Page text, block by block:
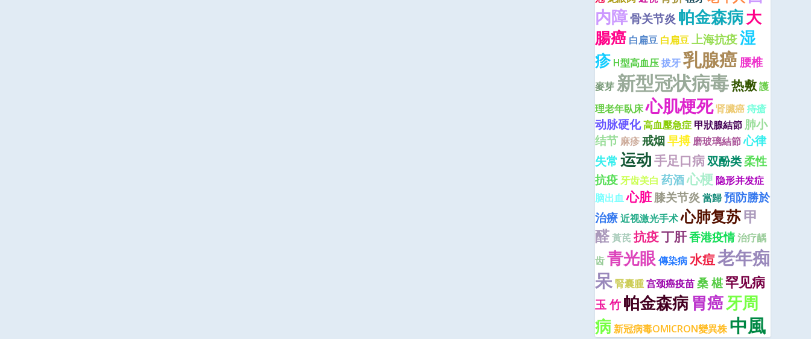
内障骨关节炎帕金森病大
腸癌 白扁豆 白扁豆上海抗疫湿
疹 H型高血压拔牙乳腺癌腰椎
麥芽 新型冠状病毒热敷護
理老年臥床心肌梗死肾臟癌痔瘡
动脉硬化高血壓急症 甲狀腺結節肺小
结节 麻疹戒烟早搏 磨玻璃結節心律
失常 运动手足口病双酚类柔性
抗疫牙齿美白 药酒心梗隐形并发症
脑出血心脏膝关节炎當歸預防勝於
治療近视激光手术心肺复苏甲
醛黃芪抗疫丁肝香港疫情治疗龋
齿青光眼 傳染病水痘老年痴
呆腎囊腫宫颈癌疫苗桑 椹罕见病
玉 竹帕金森病胃癌牙周
病新冠病毒OMICRON變異株 中風